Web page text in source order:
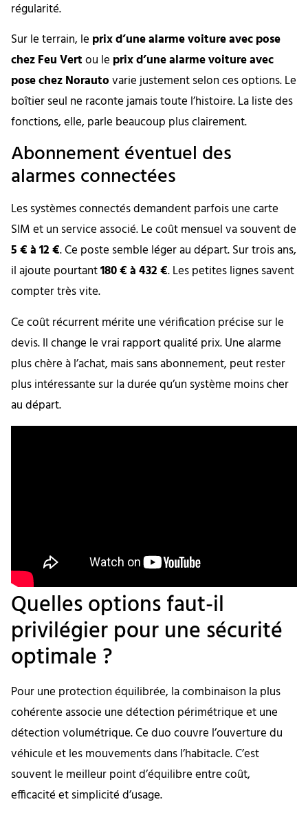
régularité.
Sur le terrain, le prix d’une alarme voiture avec pose
chez Feu Vertou le prix d’une alarme voiture avec
pose chez Norautovarie justement selon ces options. Le
boîtier seul ne raconte jamais toute l’histoire. La liste des
fonctions, elle, parle beaucoup plus clairement.
Abonnement éventuel des
alarmes connectées
Les systèmes connectés demandent parfois une carte
SIM et un service associé. Le coût mensuel va souvent de
5 € à 12 €. Ce poste semble léger au départ. Sur trois ans,
il ajoute pourtant180 € à 432 €. Les petites lignes savent
compter très vite.
Ce coût récurrent mérite une vérification précise sur le
devis. Il change le vrai rapport qualité prix. Une alarme
plus chère à l’achat, mais sans abonnement, peut rester
plus intéressante sur la durée qu’un système moins cher
au départ.
Quelles options faut-il
privilégier pour une sécurité
optimale ?
Pour une protection équilibrée, la combinaison la plus
cohérente associe une détection périmétrique et une
détection volumétrique. Ce duo couvre l’ouverture du
véhicule et les mouvements dans l’habitacle. C’est
souvent le meilleur point d’équilibre entre coût,
efficacité et simplicité d’usage.